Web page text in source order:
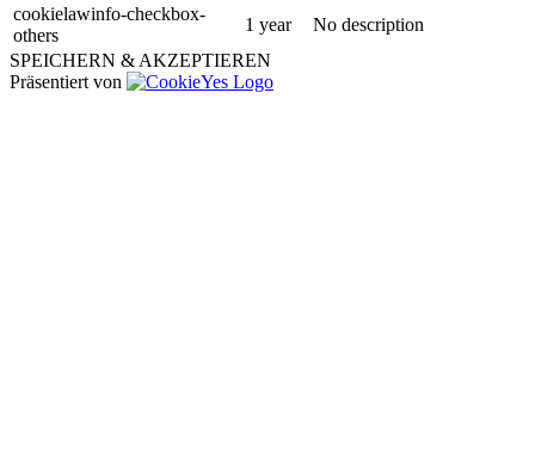
cookielawinfo-checkbox-
others
1 year
No description
SPEICHERN & AKZEPTIEREN
Präsentiert von